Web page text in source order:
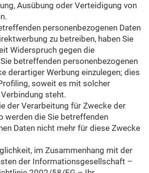
Ausübung oder Verteidigung von
personenbezogenen Daten
zu betreiben, haben Sie
Widerspruch gegen die
betreffenden personenbezogenen
derartiger Werbung einzulegen; dies
soweit es mit solcher
steht.
der Verarbeitung für Zwecke der
werden die Sie betreffenden
Daten nicht mehr für diese Zwecke
im Zusammenhang mit der
der Informationsgesellschaft –